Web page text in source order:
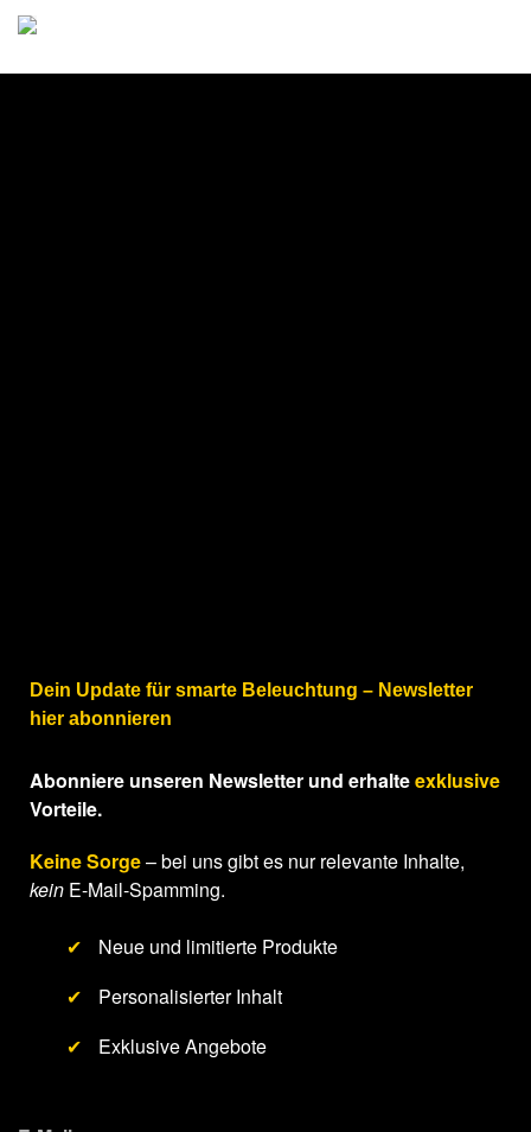
Dein Update für smarte Beleuchtung – Newsletter
hier abonnieren
Abonniere unseren Newsletter und erhalteexklusive
Vorteile.
Keine Sorge– bei uns gibt es nur relevante Inhalte,
kein E-Mail-Spamming.
✔
Neue und limitierte Produkte
✔
Personalisierter Inhalt
✔
Exklusive Angebote